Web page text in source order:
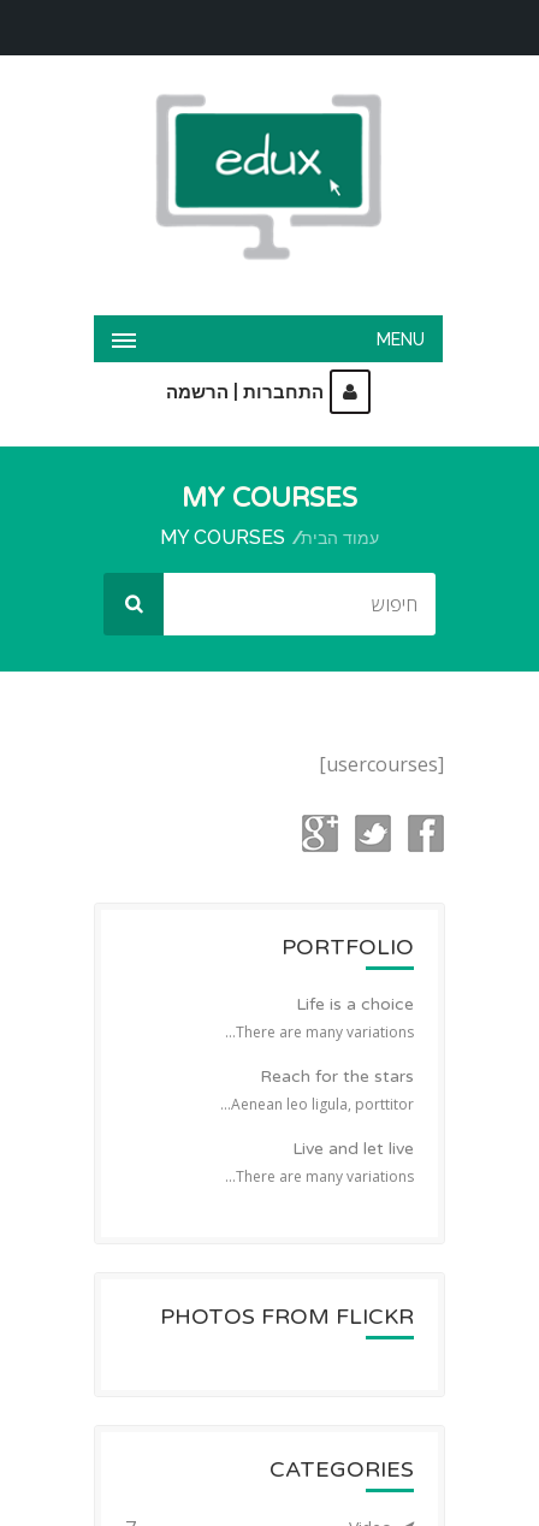
MENU
התחברות הרשמה
MY COURSES
עמוד הבית MY COURSES
[usercourses]
PORTFOLIO
Life is a choice
There are many variations...
Reach for the stars
Aenean leo ligula, porttitor...
Live and let live
There are many variations...
PHOTOS FROM FLICKR
CATEGORIES